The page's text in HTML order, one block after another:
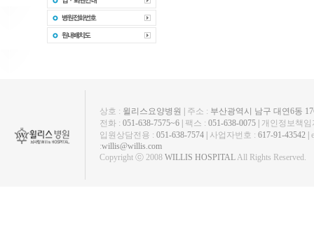
상호 : 윌리스요양병원 | 주소 : 부산광역시 남구 대연6동
전화 : 051-638-7575~6 | 팩스 : 051-638-0075 | 개인정보책임
입원상담전용 : 051-638-7574 | 사업자번호 : 617-91-43542 |
:willis@willis.com
Copyright ⓒ 2008 WILLIS HOSPITALAll Rights Reserved.